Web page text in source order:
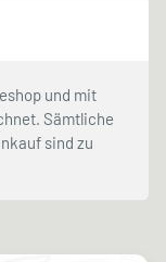
und mit
Sämtliche
sind zu